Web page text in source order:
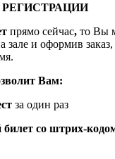
прямо сейчас, то Вы
зале и оформив
Вам:
за один раз
билет со штрих-